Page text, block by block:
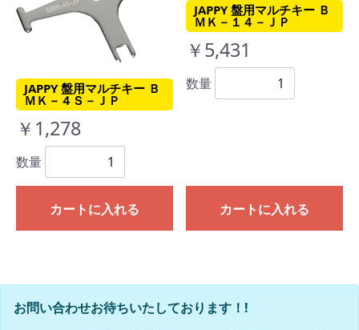
JAPPY 盤用マルチキー Ｂ
ＭＫ－４Ｓ－ＪＰ
￥1,278
数量
カートに入れる
JAPPY 盤用マルチキー Ｂ
ＭＫ－１４－ＪＰ
￥5,431
数量
カートに入れる
お問い合わせお待ちいたしております！!